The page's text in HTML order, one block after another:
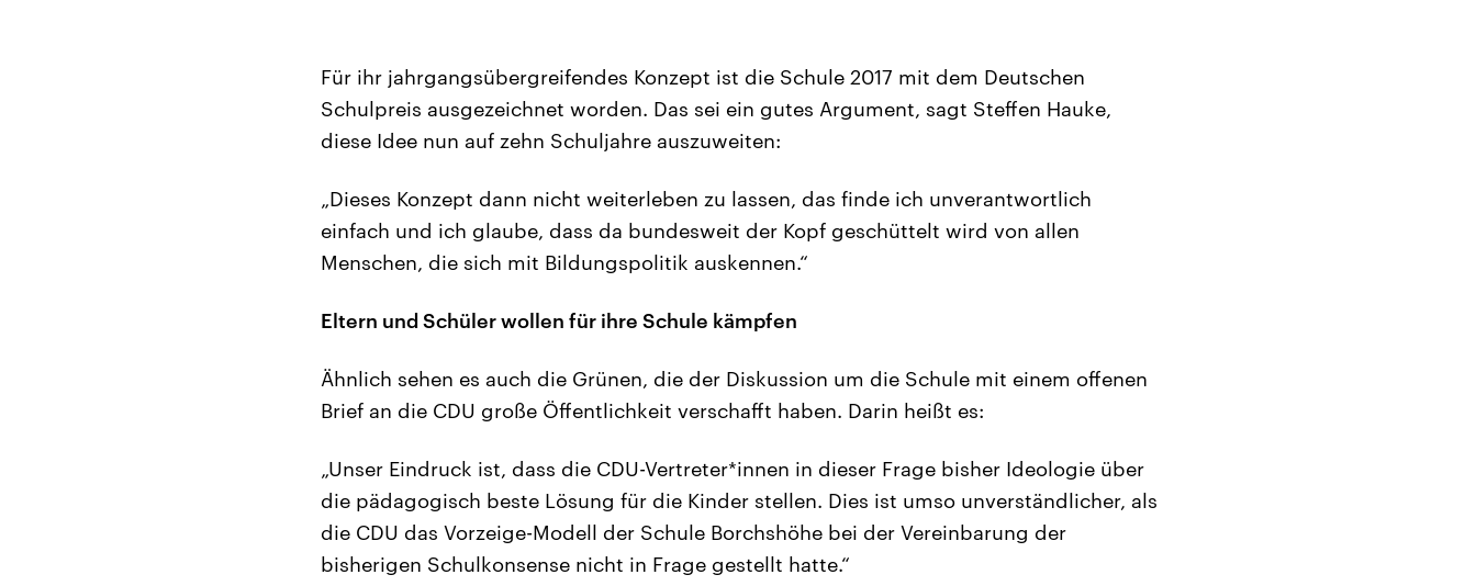
Für ihr jahrgangsübergreifendes Konzept ist die Schule 2017 mit dem Deutschen
Schulpreis ausgezeichnet worden. Das sei ein gutes Argument, sagt Steffen Hauke,
diese Idee nun auf zehn Schuljahre auszuweiten:
„Dieses Konzept dann nicht weiterleben zu lassen, das finde ich unverantwortlich
einfach und ich glaube, dass da bundesweit der Kopf geschüttelt wird von allen
Menschen, die sich mit Bildungspolitik auskennen.“
Eltern und Schüler wollen für ihre Schule kämpfen
Ähnlich sehen es auch die Grünen, die der Diskussion um die Schule mit einem offenen
Brief an die CDU große Öffentlichkeit verschafft haben. Darin heißt es:
„Unser Eindruck ist, dass die CDU-Vertreter*innen in dieser Frage bisher Ideologie über
die pädagogisch beste Lösung für die Kinder stellen. Dies ist umso unverständlicher, als
die CDU das Vorzeige-Modell der Schule Borchshöhe bei der Vereinbarung der
bisherigen Schulkonsense nicht in Frage gestellt hatte.“